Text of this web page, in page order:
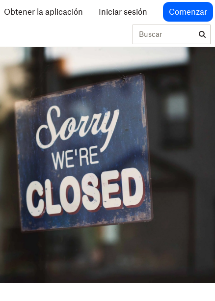
Obtener la aplicación Iniciar sesión Comenzar
Buscar